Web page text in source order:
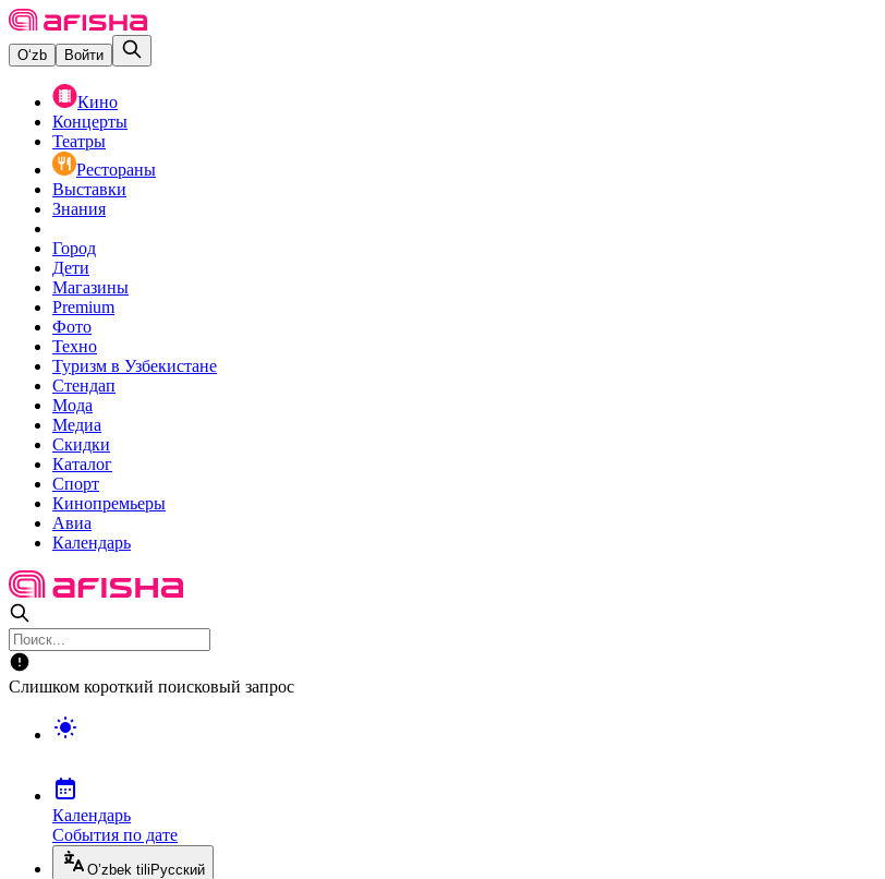
O‘zb Войти
Кино
Концерты
Театры
Рестораны
Выставки
Знания
Город
Дети
Магазины
Premium
Фото
Техно
Туризм в Узбекистане
Стендап
Мода
Медиа
Скидки
Каталог
Спорт
Кинопремьеры
Авиа
Календарь
Слишком короткий поисковый запрос
Календарь
События по дате
O’zbek tili Русский